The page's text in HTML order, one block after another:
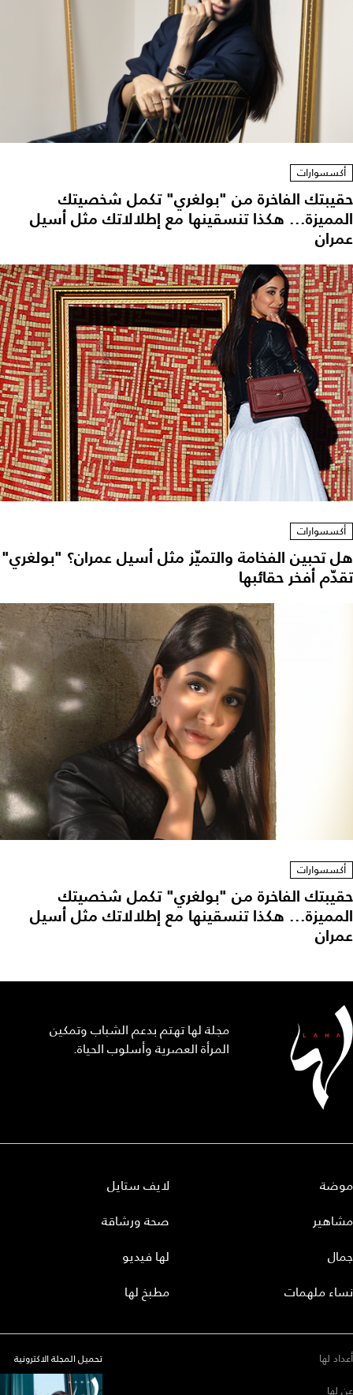
أكسسوارات
حقيبتك الفاخرة من "بولغري" تكمل شخصيتك
المميزة... هكذا تنسقينها مع إطلالاتك مثل أسيل
عمران
أكسسوارات
هل تحبين الفخامة والتميّز مثل أسيل عمران؟ "بولغري"
تقدّم أفخر حقائبها
أكسسوارات
حقيبتك الفاخرة من "بولغري" تكمل شخصيتك
المميزة... هكذا تنسقينها مع إطلالاتك مثل أسيل
عمران
مجلة لها تهتم بدعم الشباب وتمكين
المرأة العصرية وأسلوب الحياة.
موضة
مشاهير
جمال
نساء ملهمات
لايف ستايل
صحة ورشاقة
لها فيديو
مطبخ لها
أعداد لها
عن لها
تحميل المجلة الاكترونية